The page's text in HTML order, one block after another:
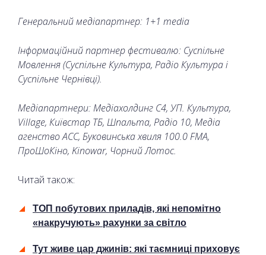
Генеральний медіапартнер: 1+1 media
Інформаційний партнер фестивалю: Суспільне
Мовлення (Суспільне Культура, Радіо Культура і
Суспільне Чернівці).
Медіапартнери: Медіахолдинг С4, УП. Культура,
Village, Київстар ТБ, Шпальта, Радіо 10, Медіа
агенство ACC, Буковинська хвиля 100.0 FMA,
ПроШоКіно, Kinowar, Чорний Лотос.
Читай також:
ТОП побутових приладів, які непомітно
«накручують» рахунки за світло
Тут живе цар джинів: які таємниці приховує